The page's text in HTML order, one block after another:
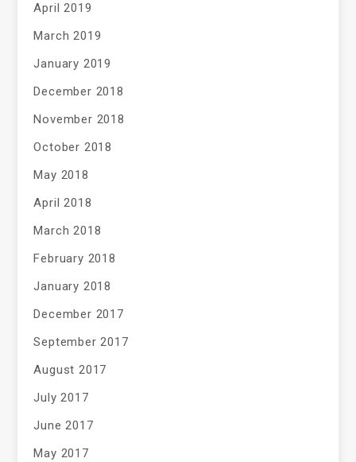
April 2019
March 2019
January 2019
December 2018
November 2018
October 2018
May 2018
April 2018
March 2018
February 2018
January 2018
December 2017
September 2017
August 2017
July 2017
June 2017
May 2017